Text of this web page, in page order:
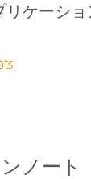
ケーショ
ノート